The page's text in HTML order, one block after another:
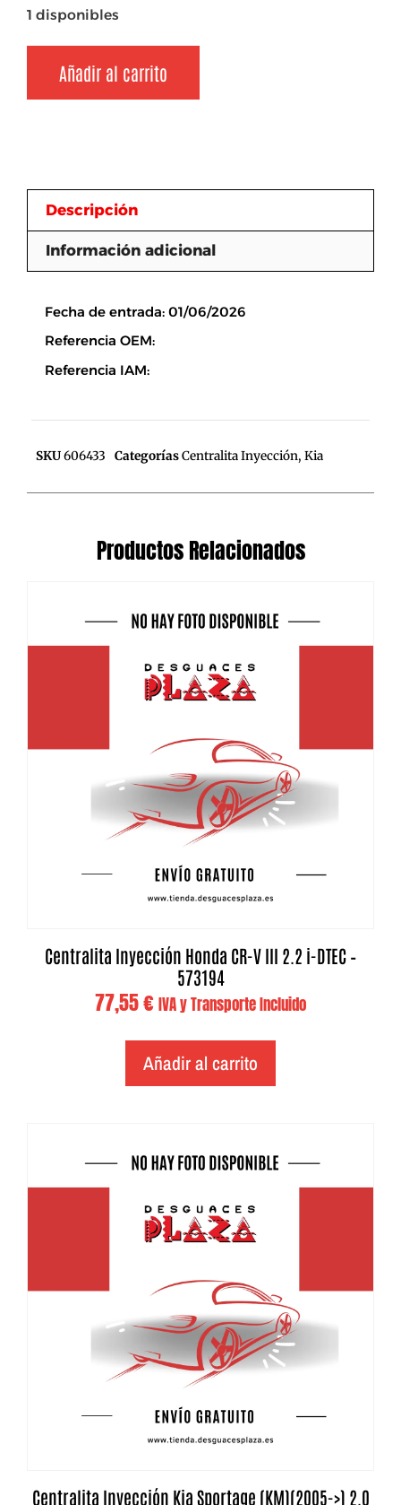
1 disponibles
Añadir al carrito
Descripción
Información adicional
Fecha de entrada: 01/06/2026
Referencia OEM:
Referencia IAM:
SKU606433 CategoríasCentralita Inyección, Kia
Productos Relacionados
Centralita Inyección Honda CR-V III 2.2 i-DTEC –
573194
77,55€ IVA y Transporte Incluido
Añadir al carrito
Centralita Inyección Kia Sportage (KM)(2005->) 2.0